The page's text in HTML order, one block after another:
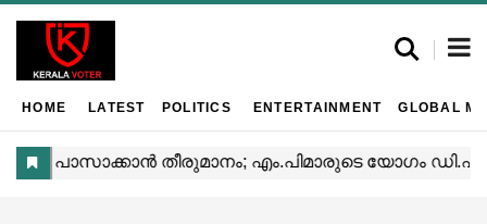
HOME LATEST POLITICS ENTERTAINMENT GLOBAL